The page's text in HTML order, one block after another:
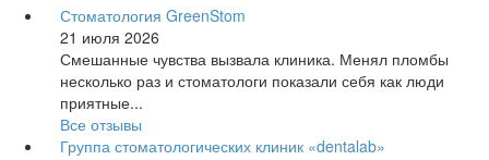
Стоматология GreenStom
21 июля 2026
Смешанные чувства вызвала клиника. Менял пломбы
несколько раз и стоматологи показали себя как люди
приятные...
Все отзывы
Группа стоматологических клиник «dentalab»